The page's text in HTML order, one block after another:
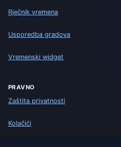
Rječnik vremena
Usporedba gradova
Vremenski widget
PRAVNO
Zaštita privatnosti
Kolačići